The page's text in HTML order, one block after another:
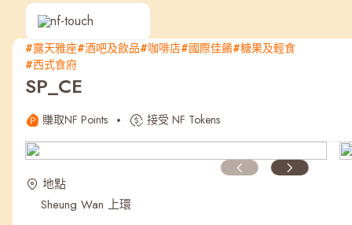
熱門
NF 種籽 NF Points AIRSIDE
最近搜尋紀錄
#露天雅座#酒吧及飲品#咖啡店#國際佳餚#糖果及輕食
#西式食府
SP_CE
賺取NF Points 接受 NF Tokens
地點
Sheung Wan 上環